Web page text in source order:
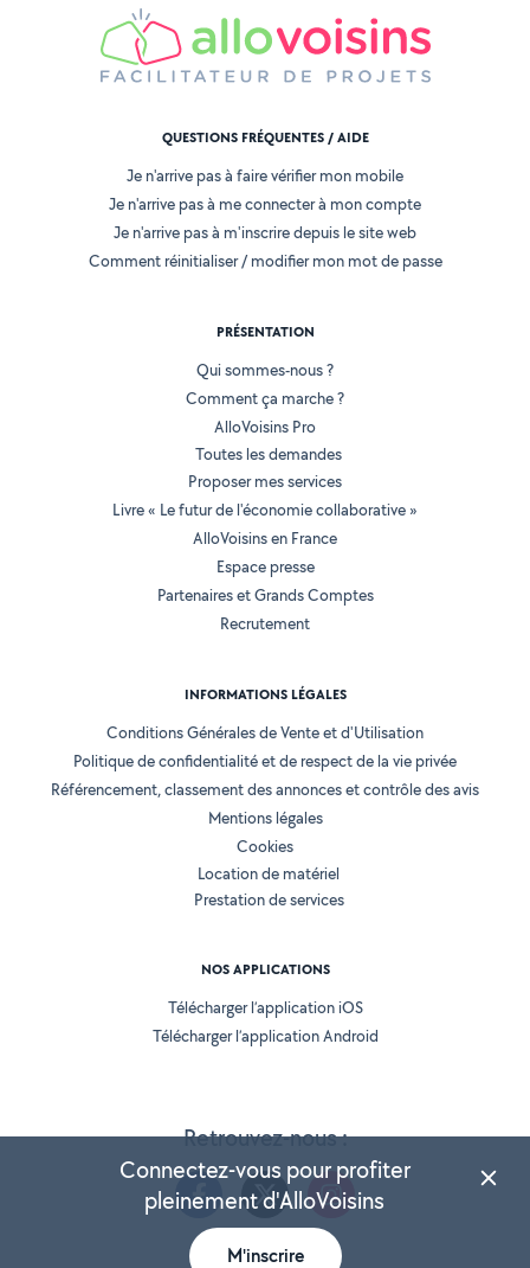
Retrouvez-nous :
QUESTIONS FRÉQUENTES / AIDE
Je n'arrive pas à faire vérifier mon mobile
Je n'arrive pas à me connecter à mon compte
Je n'arrive pas à m'inscrire depuis le site web
Comment réinitialiser / modifier mon mot de passe
PRÉSENTATION
Qui sommes-nous ?
Comment ça marche ?
AlloVoisins Pro
Toutes les demandes
Proposer mes services
Livre « Le futur de l'économie collaborative »
AlloVoisins en France
Espace presse
Partenaires et Grands Comptes
Recrutement
INFORMATIONS LÉGALES
Conditions Générales de Vente et d'Utilisation
Politique de confidentialité et de respect de la vie privée
Référencement, classement des annonces et contrôle des avis
Mentions légales
Cookies
Location de matériel
Prestation de services
NOS APPLICATIONS
Télécharger l’application iOS
Télécharger l’application Android
Connectez-vous pour profiter
pleinement d'AlloVoisins
M'inscrire